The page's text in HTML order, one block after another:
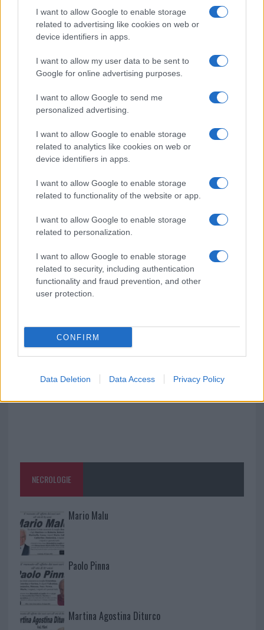
I want to allow Google to enable storage
related to advertising like cookies on web or
device identifiers in apps.
I want to allow my user data to be sent to
Google for online advertising purposes.
I want to allow Google to send me
personalized advertising.
I want to allow Google to enable storage
related to analytics like cookies on web or
device identifiers in apps.
I want to allow Google to enable storage
related to functionality of the website or app.
I want to allow Google to enable storage
related to personalization.
I want to allow Google to enable storage
related to security, including authentication
functionality and fraud prevention, and other
user protection.
CONFIRM
Data Deletion Data Access Privacy Policy
Controlli rafforzati in Costa Smeralda, 20
arresti e 135 denunce
Tre milioni di euro dalla Provincia Gallura per
nuove aule nelle scuole di Olbia
Incidente sulla provinciale 125, paura tra Olbia e
Arzachena
Incidente sulla strada provinciale ad Arzachena,
un ferito
Sangue, musica e solidarietà con Avis Olbia al
Delta Center
Meteo Olbia 9 agosto, temperature in calo
va avanti: “Sicilia, ci sono”
NECROLOGIE
Mario Malu
Paolo Pinna
Martina Agostina Diturco